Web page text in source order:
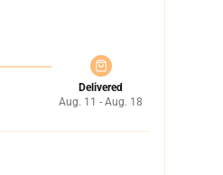
Delivered
Aug. 11 - Aug. 18